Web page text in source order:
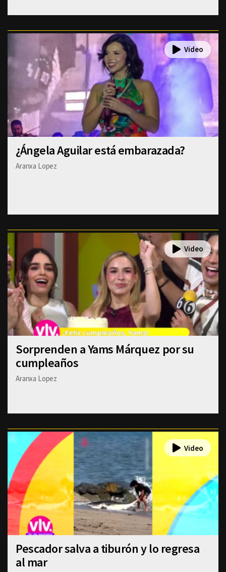
¿Ángela Aguilar está embarazada?
Aranxa Lopez
Sorprenden a Yams Márquez por su
cumpleaños
Aranxa Lopez
Pescador salva a tiburón y lo regresa
al mar